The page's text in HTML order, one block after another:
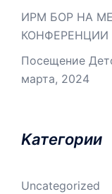
ИРМ БОР НА
КОНФЕРЕНЦИИ
Посещение
марта, 2024
Kатегории
Uncategorized